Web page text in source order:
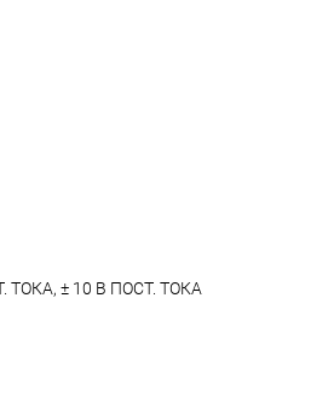
ТОКА, ± 10 В ПОСТ. ТОКА